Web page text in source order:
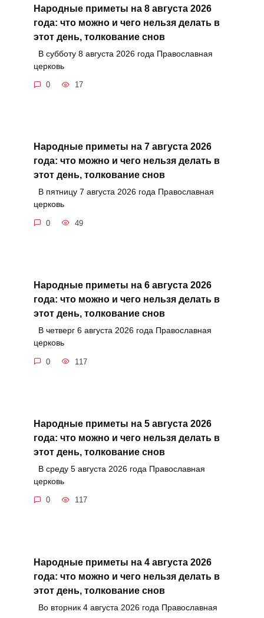
Народные приметы на 8 августа 2026
года: что можно и чего нельзя делать в
этот день, толкование снов
В субботу 8 августа 2026 года Православная
церковь
0 17
Народные приметы на 7 августа 2026
года: что можно и чего нельзя делать в
этот день, толкование снов
В пятницу 7 августа 2026 года Православная
церковь
0 49
Народные приметы на 6 августа 2026
года: что можно и чего нельзя делать в
этот день, толкование снов
В четверг 6 августа 2026 года Православная
церковь
0 117
Народные приметы на 5 августа 2026
года: что можно и чего нельзя делать в
этот день, толкование снов
В среду 5 августа 2026 года Православная
церковь
0 117
Народные приметы на 4 августа 2026
года: что можно и чего нельзя делать в
этот день, толкование снов
Во вторник 4 августа 2026 года Православная